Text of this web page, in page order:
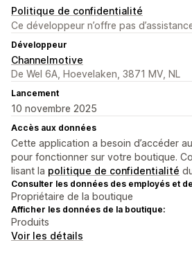
Politique de confidentialité
Ce développeur n’offre pas
Développeur
Channelmotive
De Wel 6A, Hoevelaken, 3871 MV, NL
Lancement
10 novembre 2025
Accès aux données
Cette application a besoin d’accéder
pour fonctionner sur votre boutique.
lisant la politique de confidentialité
Consulter les données des employés et
Propriétaire de la boutique
Afficher les données de la boutique:
Produits
Voir les détails